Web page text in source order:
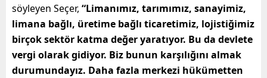
söyleyen Seçer, “Limanımız, tarımımız, sanayimiz,
limana bağlı, üretime bağlı ticaretimiz, lojistiğimiz
birçok sektör katma değer yaratıyor. Bu da devlete
vergi olarak gidiyor. Biz bunun karşılığını almak
durumundayız. Daha fazla merkezi hükümetten